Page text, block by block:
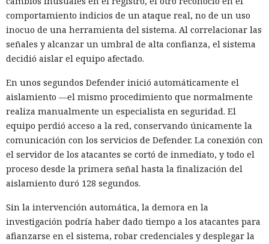
comportamiento indicios de un ataque real, no de un uso
inocuo de una herramienta del sistema. Al correlacionar las
señales y alcanzar un umbral de alta confianza, el sistema
decidió aislar el equipo afectado.
En unos segundos Defender inició automáticamente el
aislamiento —el mismo procedimiento que normalmente
realiza manualmente un especialista en seguridad. El
equipo perdió acceso a la red, conservando únicamente la
comunicación con los servicios de Defender. La conexión con
el servidor de los atacantes se cortó de inmediato, y todo el
proceso desde la primera señal hasta la finalización del
aislamiento duró 128 segundos.
Sin la intervención automática, la demora en la
investigación podría haber dado tiempo a los atacantes para
afianzarse en el sistema, robar credenciales y desplegar la